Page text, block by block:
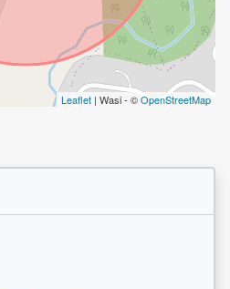
Leaflet | Wasi - ©OpenStreetMap